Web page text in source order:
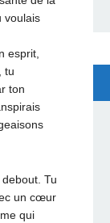
voulais
esprit,
tu
ton
Tu
un cœur
qui